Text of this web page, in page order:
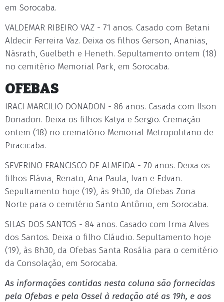
em Sorocaba.
VALDEMAR RIBEIRO VAZ - 71 anos. Casado com Betani
Aldecir Ferreira Vaz. Deixa os filhos Gerson, Ananias,
Násrath, Guelbeth e Heneth. Sepultamento ontem (18)
no cemitério Memorial Park, em Sorocaba.
OFEBAS
IRACI MARCILIO DONADON - 86 anos. Casada com Ilson
Donadon. Deixa os filhos Katya e Sergio. Cremação
ontem (18) no crematório Memorial Metropolitano de
Piracicaba.
SEVERINO FRANCISCO DE ALMEIDA - 70 anos. Deixa os
filhos Flávia, Renato, Ana Paula, Ivan e Edvan.
Sepultamento hoje (19), às 9h30, da Ofebas Zona
Norte para o cemitério Santo Antônio, em Sorocaba.
SILAS DOS SANTOS - 84 anos. Casado com Irma Alves
dos Santos. Deixa o filho Cláudio. Sepultamento hoje
(19), às 8h30, da Ofebas Santa Rosália para o cemitério
da Consolação, em Sorocaba.
As in­for­mações con­ti­das nes­ta co­lu­na são for­ne­ci­das
pe­la Ofe­bas e pe­la Os­sel à re­dação até as 19h, e aos